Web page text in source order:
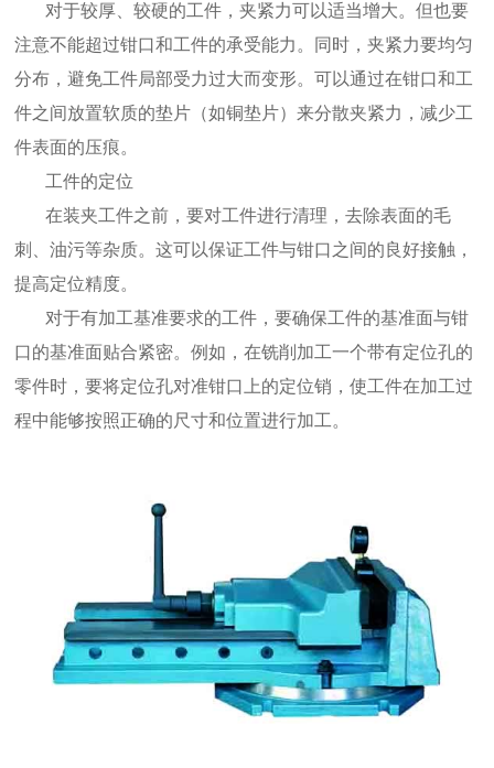
对于较厚、较硬的工件，夹紧力可以适当增大。但也要
注意不能超过钳口和工件的承受能力。同时，夹紧力要均匀
分布，避免工件局部受力过大而变形。可以通过在钳口和工
件之间放置软质的垫片（如铜垫片）来分散夹紧力，减少工
件表面的压痕。
工件的定位
在装夹工件之前，要对工件进行清理，去除表面的毛
刺、油污等杂质。这可以保证工件与钳口之间的良好接触，
提高定位精度。
对于有加工基准要求的工件，要确保工件的基准面与钳
口的基准面贴合紧密。例如，在铣削加工一个带有定位孔的
零件时，要将定位孔对准钳口上的定位销，使工件在加工过
程中能够按照正确的尺寸和位置进行加工。